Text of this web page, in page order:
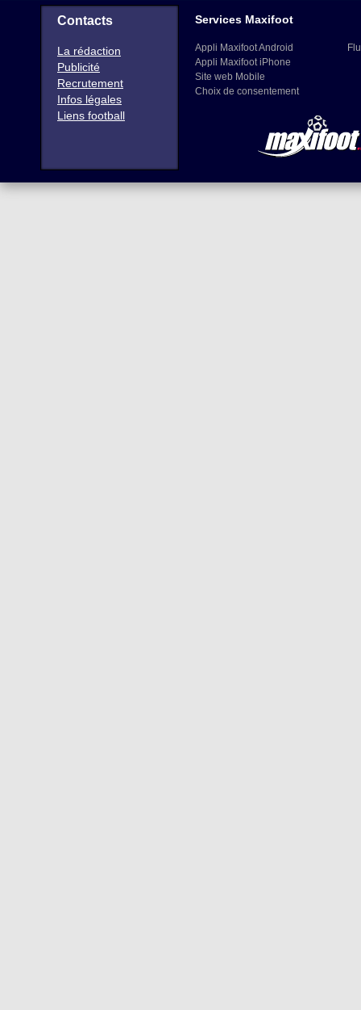
Contacts
La rédaction
Publicité
Recrutement
Infos légales
Liens football
Services Maxifoot
Appli Maxifoot Android
Appli Maxifoot iPhone
Site web Mobile
Choix de consentement